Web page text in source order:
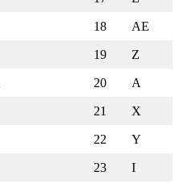
18 AE
19 Z
20 A
21 X
22 Y
23 I